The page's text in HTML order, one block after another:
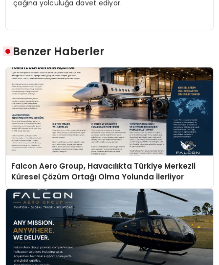
çağına yolculuğa davet ediyor.
Benzer Haberler
Falcon Aero Group, Havacılıkta Türkiye Merkezli
Küresel Çözüm Ortağı Olma Yolunda İlerliyor